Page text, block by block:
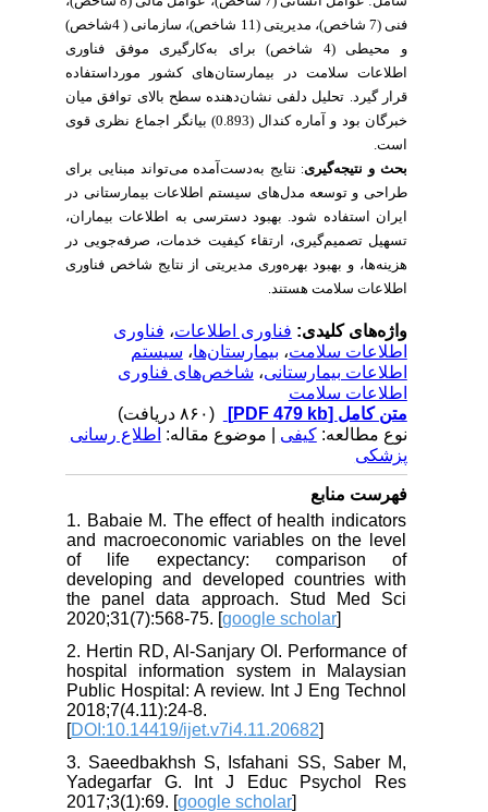
فنی (7 شاخص)، مدیریتی (11 شاخص)، سازمانی ( 4شاخص)
و محیطی (4 شاخص) برای به‌کارگیری موفق فناوری
اطلاعات سلامت در بیمارستان‌های کشور مورداستفاده
قرار گیرد. تحلیل دلفی نشان‌دهنده سطح بالای توافق میان
خبرگان بود و آماره کندال (0.893) بیانگر اجماع نظری قوی
است.
بحث و نتیجه‌گیری :نتایج به‌دست‌آمده می‌تواند مبنایی برای
طراحی و توسعه مدل‌های سیستم اطلاعات بیمارستانی در
ایران استفاده شود. ب
هبود دسترسی به اطلاعات بیماران،
تسهیل تصمیم‌گیری، ارتقاء کیفیت خدمات، صرفه‌جویی در
هزینه‌ها، و بهبود بهره‌وری مدیریتی از نتایج شاخص فناوری
اطلاعات سلامت هستند.
واژه‌های کلیدی:فناوری اطلاعات،فناوری
اطلاعات سلامت،بیمارستان‌ها،سیستم
اطلاعات بیمارستانی،شاخص‌های فناوری
اطلاعات سلامت
متن کامل[PDF 479 kb]
نوع مطالعه:کیفی| موضوع مقاله:اطلاع رسانی
پزشکی
فهرست منابع
1. Babaie M. The effect of health indicators
and macroeconomic variables on the level
of life expectancy: comparison of
developing and developed countries with
the panel data approach. Stud Med Sci
2020;31(7):568-75. [google scholar
2. Hertin RD, Al-Sanjary OI. Performance of
hospital information system in Malaysian
Public Hospital: A review. Int J Eng Technol
2018;7(4.11):24-8.
[DOI:10.14419/ijet.v7i4.11.20682
3. Saeedbakhsh S, Isfahani SS, Saber M,
Yadegarfar G. Int J Educ Psychol Res
2017;3(1):69. [google scholar